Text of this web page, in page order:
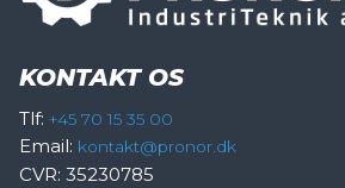
KONTAKT OS
Tlf: +45 70 15 35 00
Email: kontakt@pronor.dk
CVR: 35230785